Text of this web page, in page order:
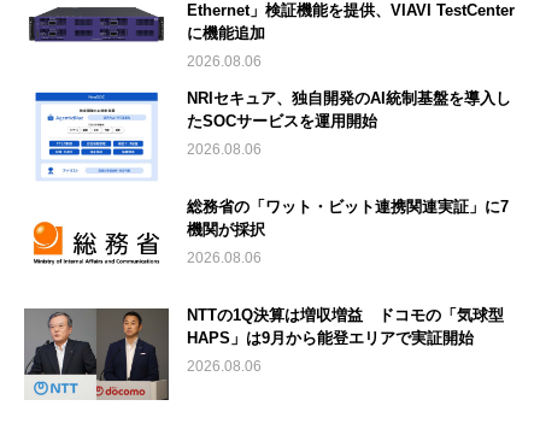
Ethernet」検証機能を提供、VIAVI TestCenter
に機能追加
2026.08.06
NRIセキュア、独自開発のAI統制基盤を導入し
たSOCサービスを運用開始
2026.08.06
総務省の「ワット・ビット連携関連実証」に7
機関が採択
2026.08.06
NTTの1Q決算は増収増益 ドコモの「気球型
HAPS」は9月から能登エリアで実証開始
2026.08.06